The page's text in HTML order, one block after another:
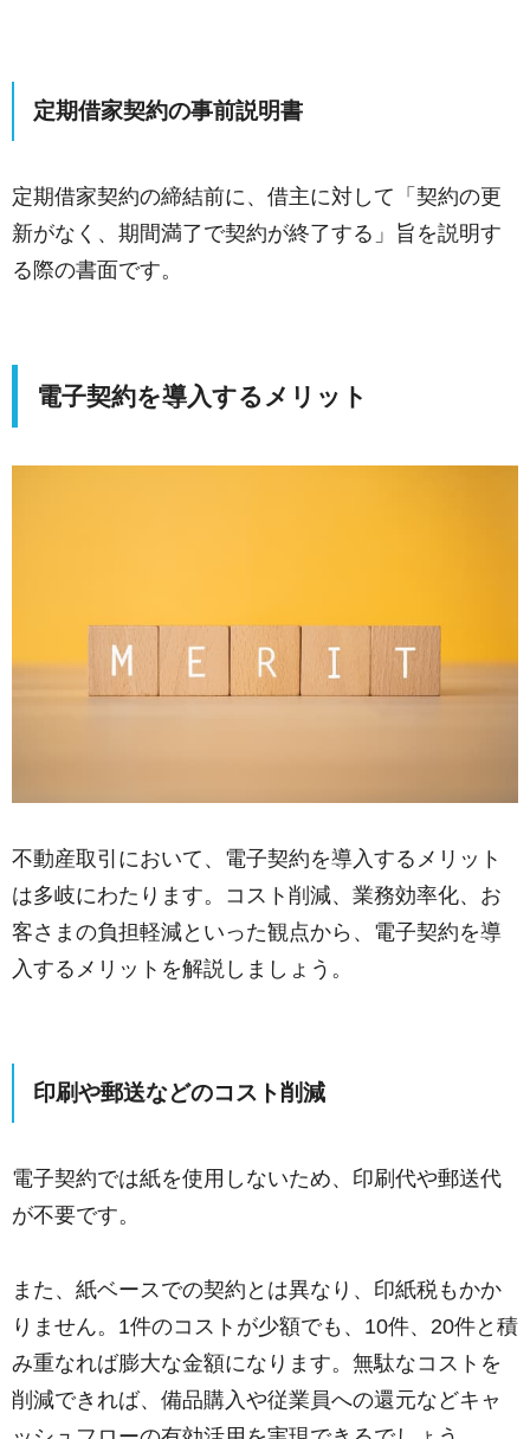
定期借家契約の事前説明書
定期借家契約の締結前に、借主に対して「契約の更
新がなく、期間満了で契約が終了する」旨を説明す
る際の書面です。
電子契約を導入するメリット
不動産取引において、電子契約を導入するメリット
は多岐にわたります。コスト削減、業務効率化、お
客さまの負担軽減といった観点から、電子契約を導
入するメリットを解説しましょう。
印刷や郵送などのコスト削減
電子契約では紙を使用しないため、印刷代や郵送代
が不要です。
また、紙ベースでの契約とは異なり、印紙税もかか
りません。1件のコストが少額でも、10件、20件と積
み重なれば膨大な金額になります。無駄なコストを
削減できれば、備品購入や従業員への還元などキャ